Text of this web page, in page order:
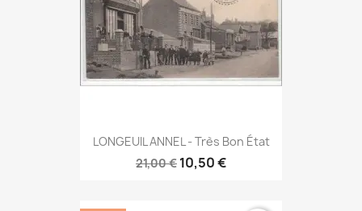
LONGEUIL ANNEL - Très Bon État
21,00 € 10,50 €